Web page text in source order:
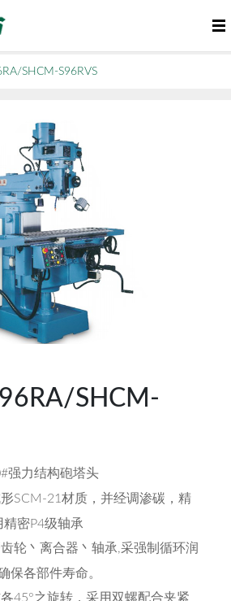
SHCM-S96RVS
SHCM-
强力结构砲塔头
SCM-21材质，并经调渗碳，精
密P4级轴承
轮丶离合器丶轴承,采强制循环润
保各部件寿命。
45°之旋转，采用双螺配合夹紧